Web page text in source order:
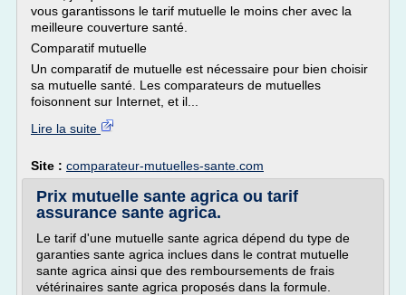
vous garantissons le tarif mutuelle le moins cher avec la
meilleure couverture santé.
Comparatif mutuelle
Un comparatif de mutuelle est nécessaire pour bien choisir
sa mutuelle santé. Les comparateurs de mutuelles
foisonnent sur Internet, et il...
Lire la suite
Site : comparateur-mutuelles-sante.com
Prix mutuelle sante agrica ou tarif
assurance sante agrica.
Le tarif d'une mutuelle sante agrica dépend du type de
garanties sante agrica inclues dans le contrat mutuelle
sante agrica ainsi que des remboursements de frais
vétérinaires sante agrica proposés dans la formule.